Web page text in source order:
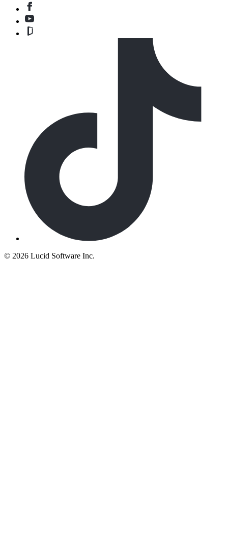
© 2026 Lucid Software Inc.